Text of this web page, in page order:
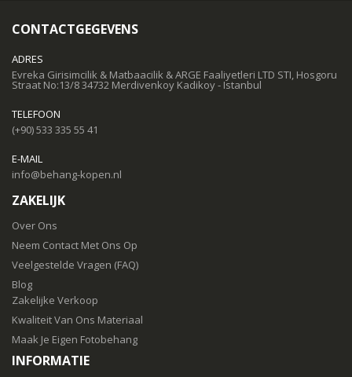
CONTACTGEGEVENS
ADRES
Evreka Girisimcilik & Matbaacilik & ARGE Faaliyetleri LTD STI, Hosgoru
Straat No:13/8 34732 Merdivenkoy Kadikoy - Istanbul
TELEFOON
(+90) 533 335 55 41
E-MAIL
info@behang-kopen.nl
ZAKELIJK
Over Ons
Neem Contact Met Ons Op
Veelgestelde Vragen (FAQ)
Blog
Zakelijke Verkoop
Kwaliteit Van Ons Materiaal
Maak Je Eigen Fotobehang
INFORMATIE